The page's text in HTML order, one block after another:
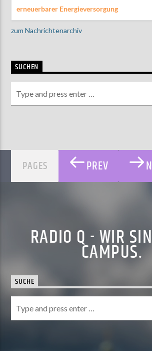
erneuerbarer Energieversorgung
zum Nachrichtenarchiv
SUCHEN
PAGES PREV
RADIO Q - WIR
CAMPUS.
SUCHE